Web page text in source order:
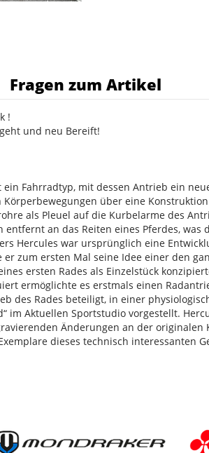
Fragen zum Artikel
!
und neu Bereift!
ein Fahrradtyp, mit dessen Antrieb ein
über eine
als Pleuel auf die Kurbelarme des
an das Reiten eines Pferdes,
Hercules war ursprünglich eine
er zum ersten Mal seine Idee einer den
ersten Rades als Einzelstück
ermöglichte es erstmals einen
des Rades beteiligt, in einer
im Aktuellen Sportstudio vorgestellt.
Änderungen an der
dieses technisch interessanten